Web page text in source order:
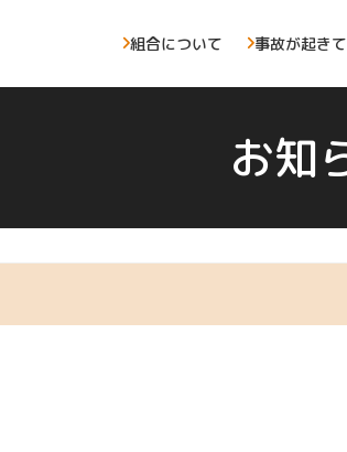
組合について 事故が起き
お知